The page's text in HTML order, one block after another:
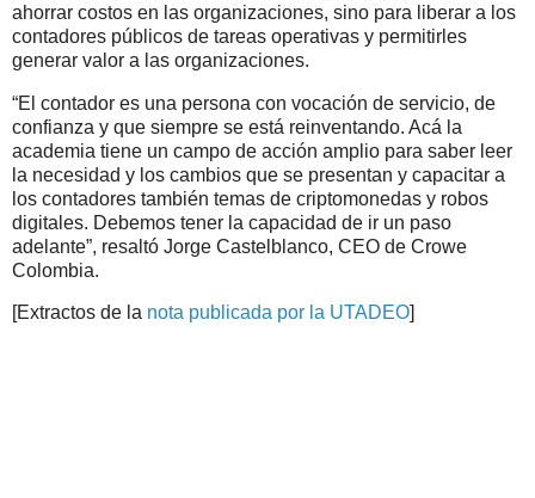
ahorrar costos en las organizaciones, sino para liberar a los
contadores públicos de tareas operativas y permitirles
generar valor a las organizaciones.
“El contador es una persona con vocación de servicio, de
confianza y que siempre se está reinventando. Acá la
academia tiene un campo de acción amplio para saber leer
la necesidad y los cambios que se presentan y capacitar a
los contadores también temas de criptomonedas y robos
digitales. Debemos tener la capacidad de ir un paso
adelante”, resaltó Jorge Castelblanco, CEO de Crowe
Colombia.
[Extractos de la nota publicada por la UTADEO